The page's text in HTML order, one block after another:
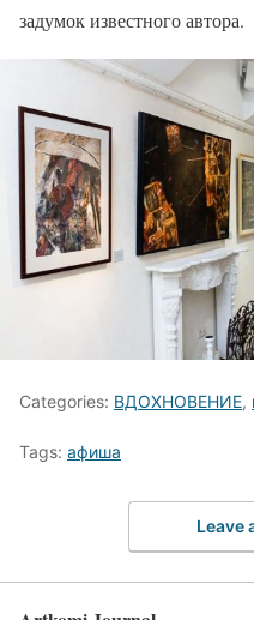
задумок известного автора.
Categories: ВДОХНОВЕНИЕ,
Tags: афиша
Leave